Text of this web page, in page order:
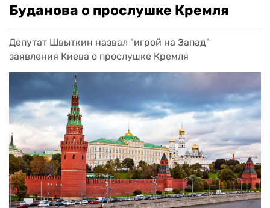
Буданова о прослушке Кремля
Депутат Швыткин назвал "игрой на Запад"
заявления Киева о прослушке Кремля